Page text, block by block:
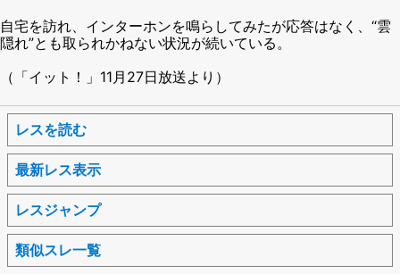
自宅を訪れ、インターホンを鳴らしてみたが応答はなく、“雲
隠れ”とも取られかねない状況が続いている。
（「イット！」11月27日放送より）
レスを読む
最新レス表示
レスジャンプ
類似スレ一覧